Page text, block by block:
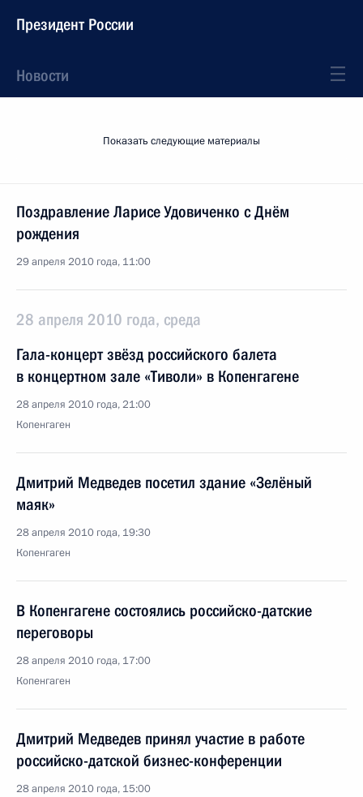
Президент России
Новости
Показать следующие материалы
Поздравление Ларисе Удовиченко с Днём
рождения
29 апреля 2010 года, 11:00
28 апреля 2010 года, среда
Гала-концерт звёзд российского балета
в концертном зале «Тиволи» в Копенгагене
28 апреля 2010 года, 21:00
Копенгаген
Дмитрий Медведев посетил здание «Зелёный
маяк»
28 апреля 2010 года, 19:30
Копенгаген
В Копенгагене состоялись российско-датские
переговоры
28 апреля 2010 года, 17:00
Копенгаген
Дмитрий Медведев принял участие в работе
российско-датской бизнес-конференции
28 апреля 2010 года, 15:00